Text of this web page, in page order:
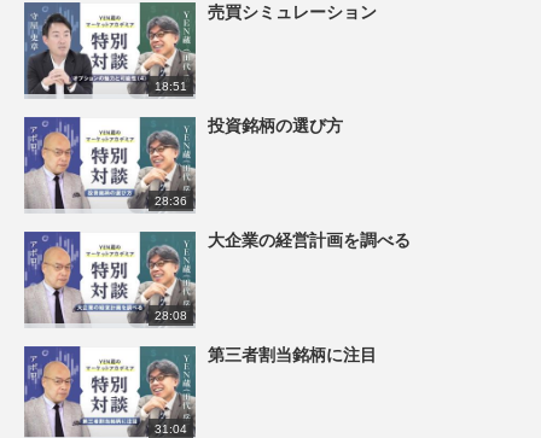
18:51
売買シミュレーション
28:36
投資銘柄の選び方
28:08
大企業の経営計画を調べる
31:04
第三者割当銘柄に注目